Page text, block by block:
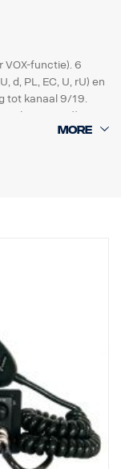
VOX-functie). 6
d, PL, EC, U, rU) en
tot kanaal 9/19.
Key
Fabrieksmatige
in uw land
relevante
indien dat